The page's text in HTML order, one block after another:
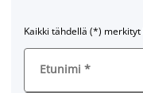
Kaikki tähdellä (*)
Etunimi *